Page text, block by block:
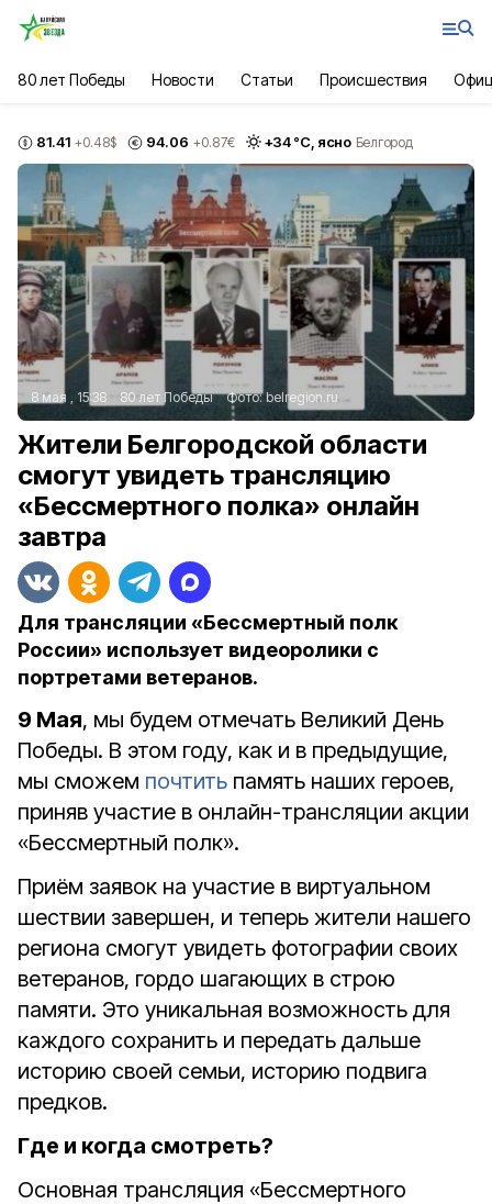
80 лет Победы Новости Статьи Происшествия
81.41 +0.48$ 94.06 +0.87€ +34°С, ясно Белгород
8 мая , 15:38 80 лет Победы Фото:belregion.ru
Жители Белгородской области
смогут увидеть трансляцию
«Бессмертного полка» онлайн
завтра
Для трансляции «Бессмертный полк
России» использует видеоролики с
портретами ветеранов.
9 Мая, мы будем отмечать Великий День
Победы. В этом году, как и в предыдущие,
мы сможем почтить память наших героев,
приняв участие в онлайн-трансляции акции
«Бессмертный полк».
Приём заявок на участие в виртуальном
шествии завершен, и теперь жители нашего
региона смогут увидеть фотографии своих
ветеранов, гордо шагающих в строю
памяти. Это уникальная возможность для
каждого сохранить и передать дальше
историю своей семьи, историю подвига
предков.
Где и когда смотреть?
Основная трансляция «Бессмертного